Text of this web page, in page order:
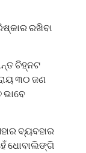
ରଖିବା
ଚିହ୍ନଟ
୩୦ ଜଣ
ବ୍ୟବହାର
ଧୋବାଲିଙ୍ଗି